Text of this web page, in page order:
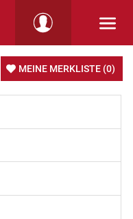
MEINE MERKLISTE (0)